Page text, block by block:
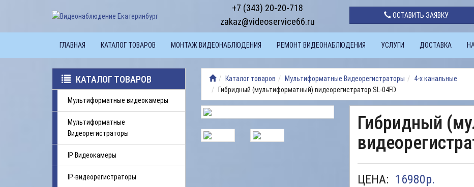
+7 (343) 20-20-718
zakaz@videoservice66.ru
ОСТАВИТЬ ЗАЯВКУ
ГЛАВНАЯ КАТАЛОГ ТОВАРОВ МОНТАЖ ВИДЕОНАБЛЮДЕНИЯ РЕМОНТ ВИДЕОНАБЛЮДЕНИЯ УСЛУГИ ДОСТАВКА
КАТАЛОГ ТОВАРОВ
Мультиформатные видеокамеры
Мультиформатные
Видеорегистраторы
IP Видеокамеры
IP-видеорегистраторы
Каталог товаров Мультиформатные Видеорегистраторы
4-х канальные
Гибридный (мультиформатный) видеорегистратор SL-04FD
Гибридный
ЦЕНА: 16980р.